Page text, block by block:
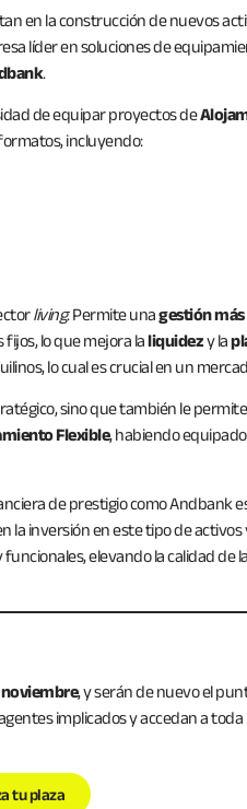
en la construcción de nuevos
líder en soluciones de
.
de equipar proyectos de
incluyendo:
living. Permite unagestión
lo que mejora laliquidezy la
lo cual es crucial en un
sino que también le
Flexible, habiendo
de prestigio como Andbank
inversión en este tipo de
elevando la calidad
noviembre, y serán de nuevo el
implicados y accedan a
tu plaza